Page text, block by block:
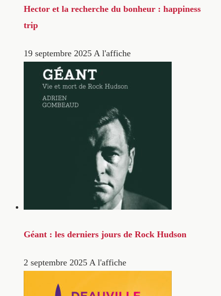
Hector et la recherche du bonheur : happiness
trip
19 septembre 2025 A l'affiche
Géant : les derniers jours de Rock Hudson
2 septembre 2025 A l'affiche